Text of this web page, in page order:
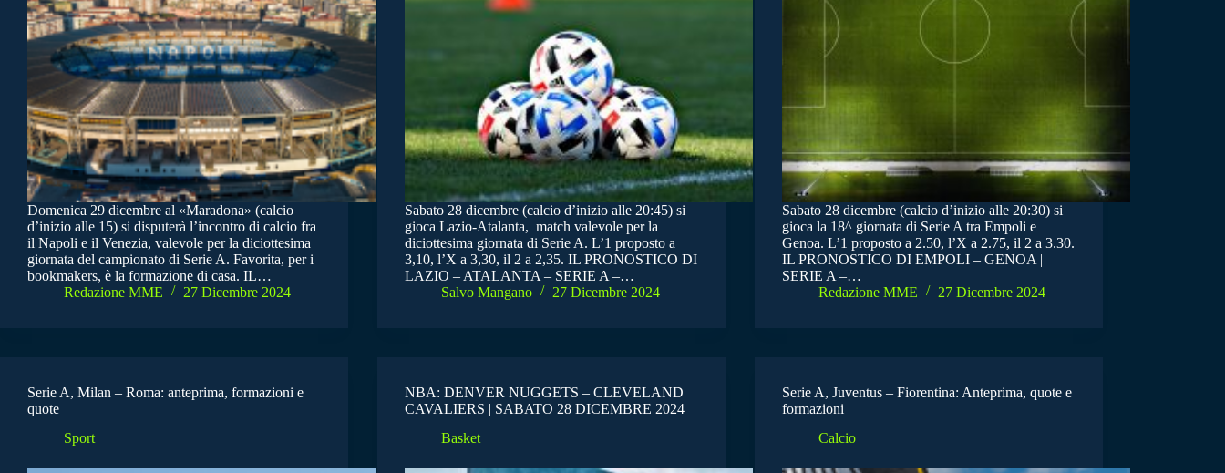
Domenica 29 dicembre al «Maradona» (calcio
d’inizio alle 15) si disputerà l’incontro di calcio fra
il Napoli e il Venezia, valevole per la diciottesima
giornata del campionato di Serie A. Favorita, per i
bookmakers, è la formazione di casa. IL…
Redazione MME
27 Dicembre 2024
Sabato 28 dicembre (calcio d’inizio alle 20:45) si
gioca Lazio-Atalanta, match valevole per la
diciottesima giornata di Serie A. L’1 proposto a
3,10, l’X a 3,30, il 2 a 2,35. IL PRONOSTICO DI
LAZIO – ATALANTA – SERIE A –…
Salvo Mangano
27 Dicembre 2024
Sabato 28 dicembre (calcio d’inizio alle 20:30) si
gioca la 18^ giornata di Serie A tra Empoli e
Genoa. L’1 proposto a 2.50, l’X a 2.75, il 2 a 3.30.
IL PRONOSTICO DI EMPOLI – GENOA |
SERIE A –…
Redazione MME
27 Dicembre 2024
Serie A, Milan – Roma: anteprima, formazioni e
quote
Sport
NBA: DENVER NUGGETS – CLEVELAND
CAVALIERS | SABATO 28 DICEMBRE 2024
Basket
Serie A, Juventus – Fiorentina: Anteprima, quote e
formazioni
Calcio